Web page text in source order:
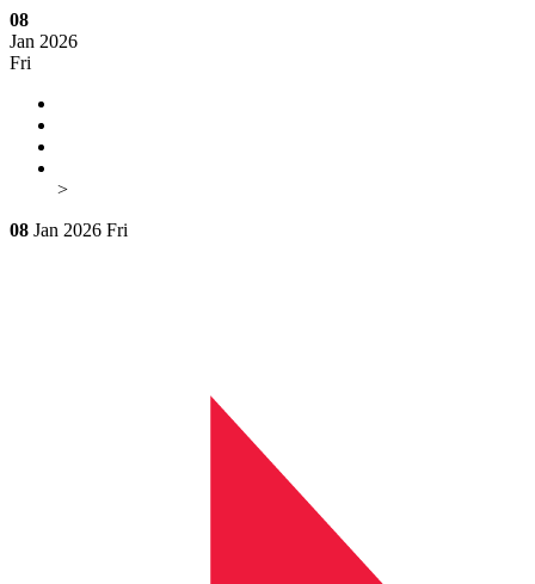
08
Jan 2026
Fri
>
08 Jan 2026 Fri